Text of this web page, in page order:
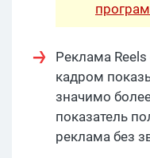
Реклама
кадром
значимо
показатель
реклама без